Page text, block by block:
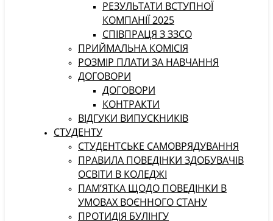
РЕЗУЛЬТАТИ ВСТУПНОЇ
КОМПАНІЇ 2025
СПІВПРАЦЯ З ЗЗСО
ПРИЙМАЛЬНА КОМІСІЯ
РОЗМІР ПЛАТИ ЗА НАВЧАННЯ
ДОГОВОРИ
ДОГОВОРИ
КОНТРАКТИ
ВІДГУКИ ВИПУСКНИКІВ
СТУДЕНТУ
CТУДЕНТСЬКЕ САМОВРЯДУВАННЯ
ПРАВИЛА ПОВЕДІНКИ ЗДОБУВАЧІВ
ОСВІТИ В КОЛЕДЖІ
ПАМ’ЯТКА ЩОДО ПОВЕДІНКИ В
УМОВАХ ВОЄННОГО СТАНУ
ПРОТИДІЯ БУЛІНГУ